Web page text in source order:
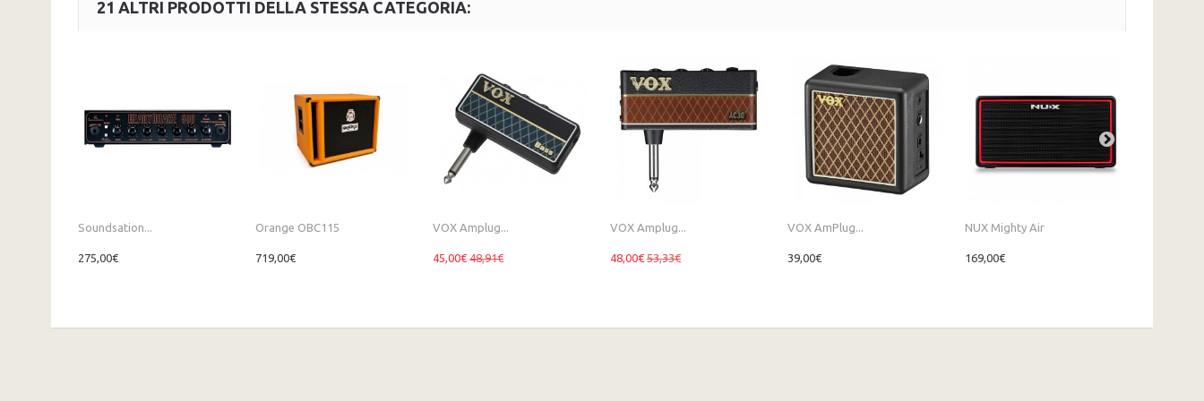
21 ALTRI PRODOTTI DELLA STESSA CATEGORIA:
Soundsation...
275,00€
Orange OBC115
719,00€
VOX Amplug...
45,00€ 48,91€
VOX Amplug...
48,00€ 53,33€
VOX AmPlug...
39,00€
NUX Mighty Air
169,00€